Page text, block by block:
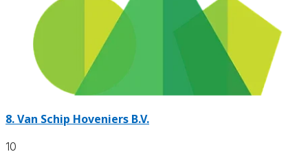
8.Van Schip Hoveniers B.V.
10